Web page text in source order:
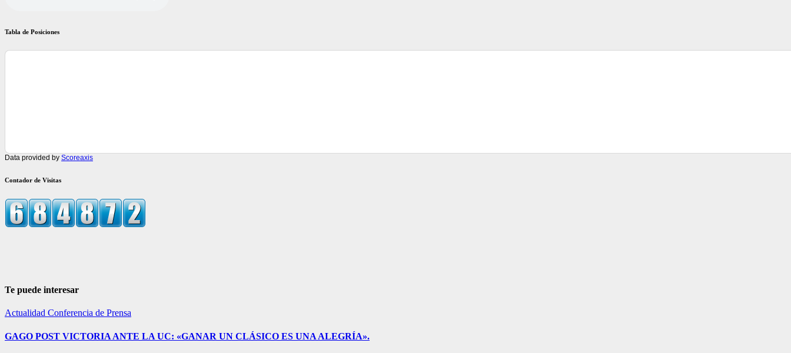
Tabla de Posiciones
Data provided by Scoreaxis
Contador de Visitas
Te puede interesar
Actualidad Conferencia de Prensa
GAGO POST VICTORIA ANTE LA UC: «GANAR UN CLÁSICO ES UNA ALEGRÍA».